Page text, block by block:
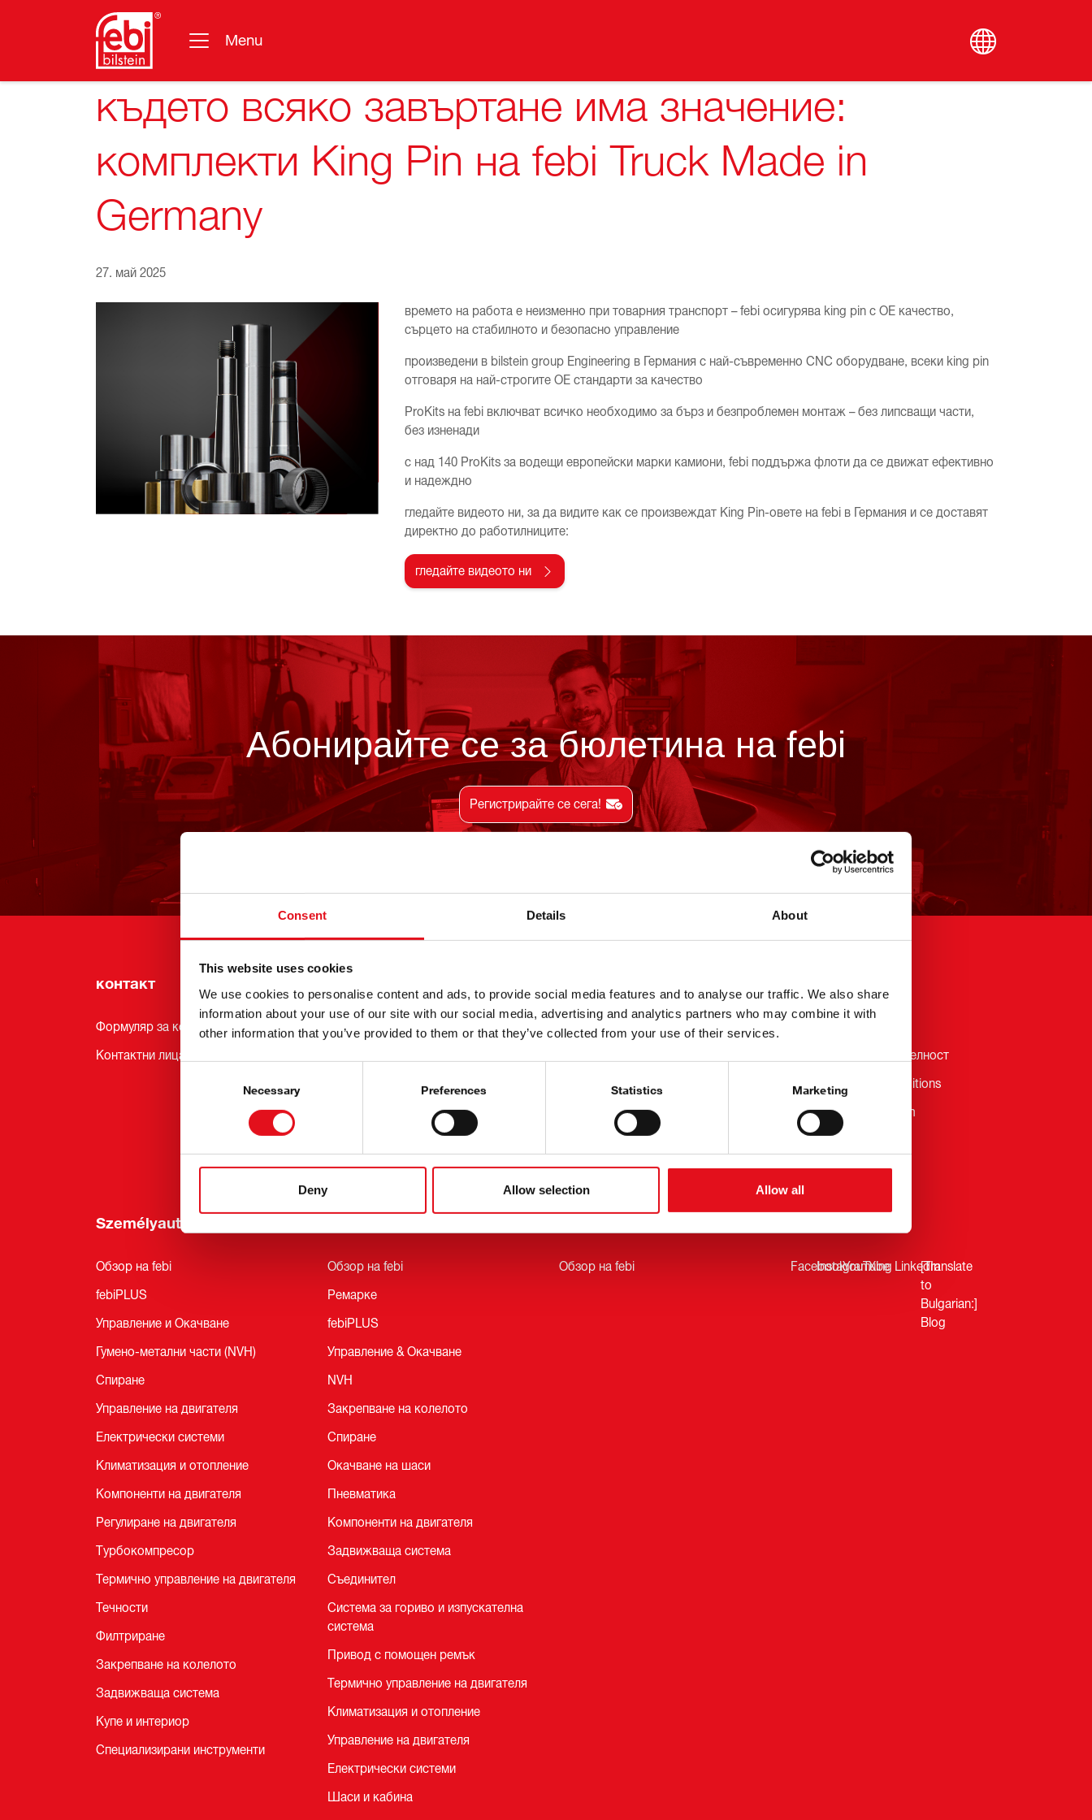
Consent Details About
This website uses cookies
We use cookies to personalise content and ads, to provide social media features and to analyse our traffic. We also share
information about your use of our site with our social media, advertising and analytics partners who may combine it with
other information that you’ve provided to them or that they’ve collected from your use of their services.
Necessary Preferences Statistics Marketing
Deny Allow selection Allow all
Menu
където всяко завъртане има значение:
комплекти King Pin на febi Truck Made in
Germany
27. май 2025
времето на работа е неизменно при товарния транспорт – febi осигурява king pin с OE качество,
сърцето на стабилното и безопасно управление
произведени в bilstein group Engineering в Германия с най-съвременно CNC оборудване, всеки king pin
отговаря на най-строгите OE стандарти за качество
ProKits на febi включват всичко необходимо за бърз и безпроблемен монтаж – без липсващи части,
без изненади
с над 140 ProKits за водещи европейски марки камиони, febi поддържа флоти да се движат ефективно
и надеждно
гледайте видеото ни, за да видите как се произвеждат King Pin-овете на febi в Германия и се доставят
директно до работилниците:
гледайте видеото ни
Абонирайте се за бюлетина на febi
Регистрирайте се сега!
контакт
Формуляр за контакт
Контактни лица
Новини
Абонамент за бюлетин
Панаири и Търговски Изложения
[Translate to Bulgarian:] About febi
Политика за поверителност
General Terms & Conditions
Whistleblower Platform
Személyautót
Обзор на febi
febiPLUS
Управление и Окачване
Гумено-метални части (NVH)
Спиране
Управление на двигателя
Електрически системи
Климатизация и отопление
Компоненти на двигателя
Регулиране на двигателя
Турбокомпресор
Термично управление на двигателя
Течности
Филтриране
Закрепване на колелото
Задвижваща система
Купе и интериор
Специализирани инструменти
Обзор на febi
Ремарке
febiPLUS
Управление & Окачване
NVH
Закрепване на колелото
Спиране
Окачване на шаси
Пневматика
Компоненти на двигателя
Задвижваща система
Съединител
Система за гориво и изпускателна
система
Привод с помощен ремък
Термично управление на двигателя
Климатизация и отопление
Управление на двигателя
Електрически системи
Шаси и кабина
Обзор на febi Facebook
Instagram
YouTube
Xing LinkedIn[Translate
to
Bulgarian:]
Blog